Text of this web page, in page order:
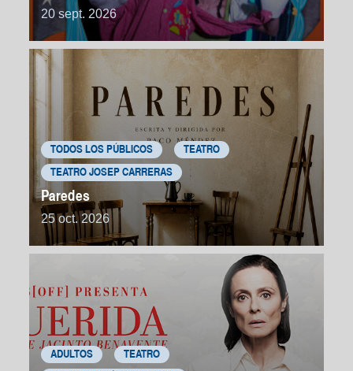
20 sept. 2026
TODOS LOS PÚBLICOS TEATRO
TEATRO JOSEP CARRERAS
Paredes
25 oct. 2026
ADULTOS TEATRO